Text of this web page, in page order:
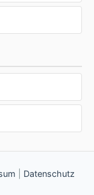
Datenschutz